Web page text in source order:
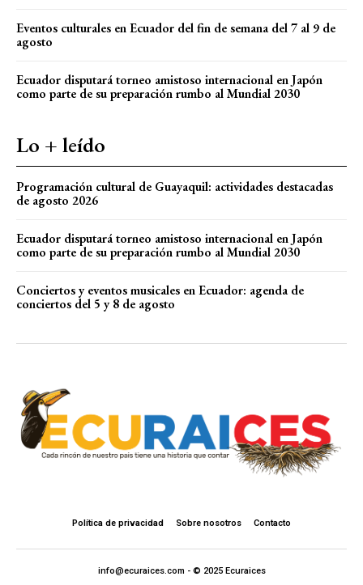
Eventos culturales en Ecuador del fin de semana del 7 al 9 de
agosto
Ecuador disputará torneo amistoso internacional en Japón
como parte de su preparación rumbo al Mundial 2030
Lo + leído
Programación cultural de Guayaquil: actividades destacadas
de agosto 2026
Ecuador disputará torneo amistoso internacional en Japón
como parte de su preparación rumbo al Mundial 2030
Conciertos y eventos musicales en Ecuador: agenda de
conciertos del 5 y 8 de agosto
Política de privacidad Sobre nosotros Contacto
info@ecuraices.com - © 2025 Ecuraices